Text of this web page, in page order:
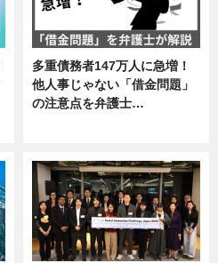
多重債務者147万人に急増！
他人事じゃない「借金問題」
の注意点を弁護士…